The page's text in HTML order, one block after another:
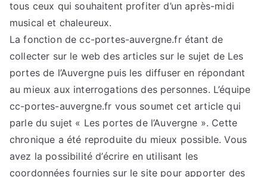
tous ceux qui souhaitent profiter d’un après-midi
musical et chaleureux.
La fonction de cc-portes-auvergne.fr étant de
collecter sur le web des articles sur le sujet de Les
portes de l’Auvergne puis les diffuser en répondant
au mieux aux interrogations des personnes. L’équipe
cc-portes-auvergne.fr vous soumet cet article qui
parle du sujet « Les portes de l’Auvergne ». Cette
chronique a été reproduite du mieux possible. Vous
avez la possibilité d’écrire en utilisant les
coordonnées fournies sur le site pour apporter des